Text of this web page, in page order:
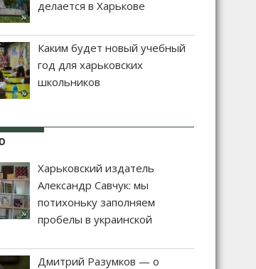
делается в Харькове
Каким будет новый учебный
год для харьковских
школьников
Харьковский издатель
Александр Савчук: мы
потихоньку заполняем
пробелы в украинской
Дмитрий Разумков — о